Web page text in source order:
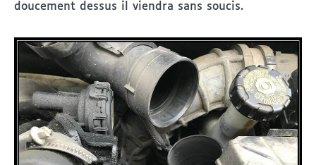
doucement dessus il viendra sans soucis.